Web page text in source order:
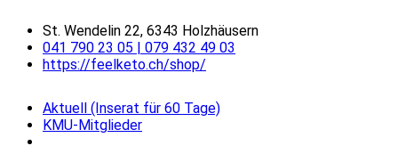
St. Wendelin 22, 6343 Holzhäusern
041 790 23 05 | 079 432 49 03
https://feelketo.ch/shop/
Aktuell (Inserat für 60 Tage)
KMU-Mitglieder